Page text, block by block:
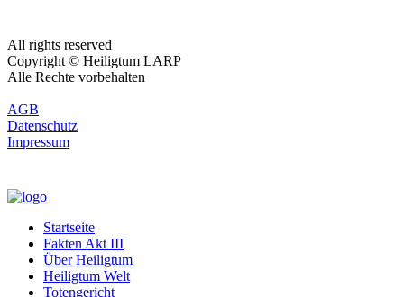
All rights reserved
Copyright © Heiligtum LARP
Alle Rechte vorbehalten
AGB
Datenschutz
Impressum
Startseite
Fakten Akt III
Über Heiligtum
Heiligtum Welt
Totengericht